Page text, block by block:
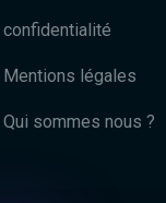
confidentialité
Mentions légales
Qui sommes nous ?